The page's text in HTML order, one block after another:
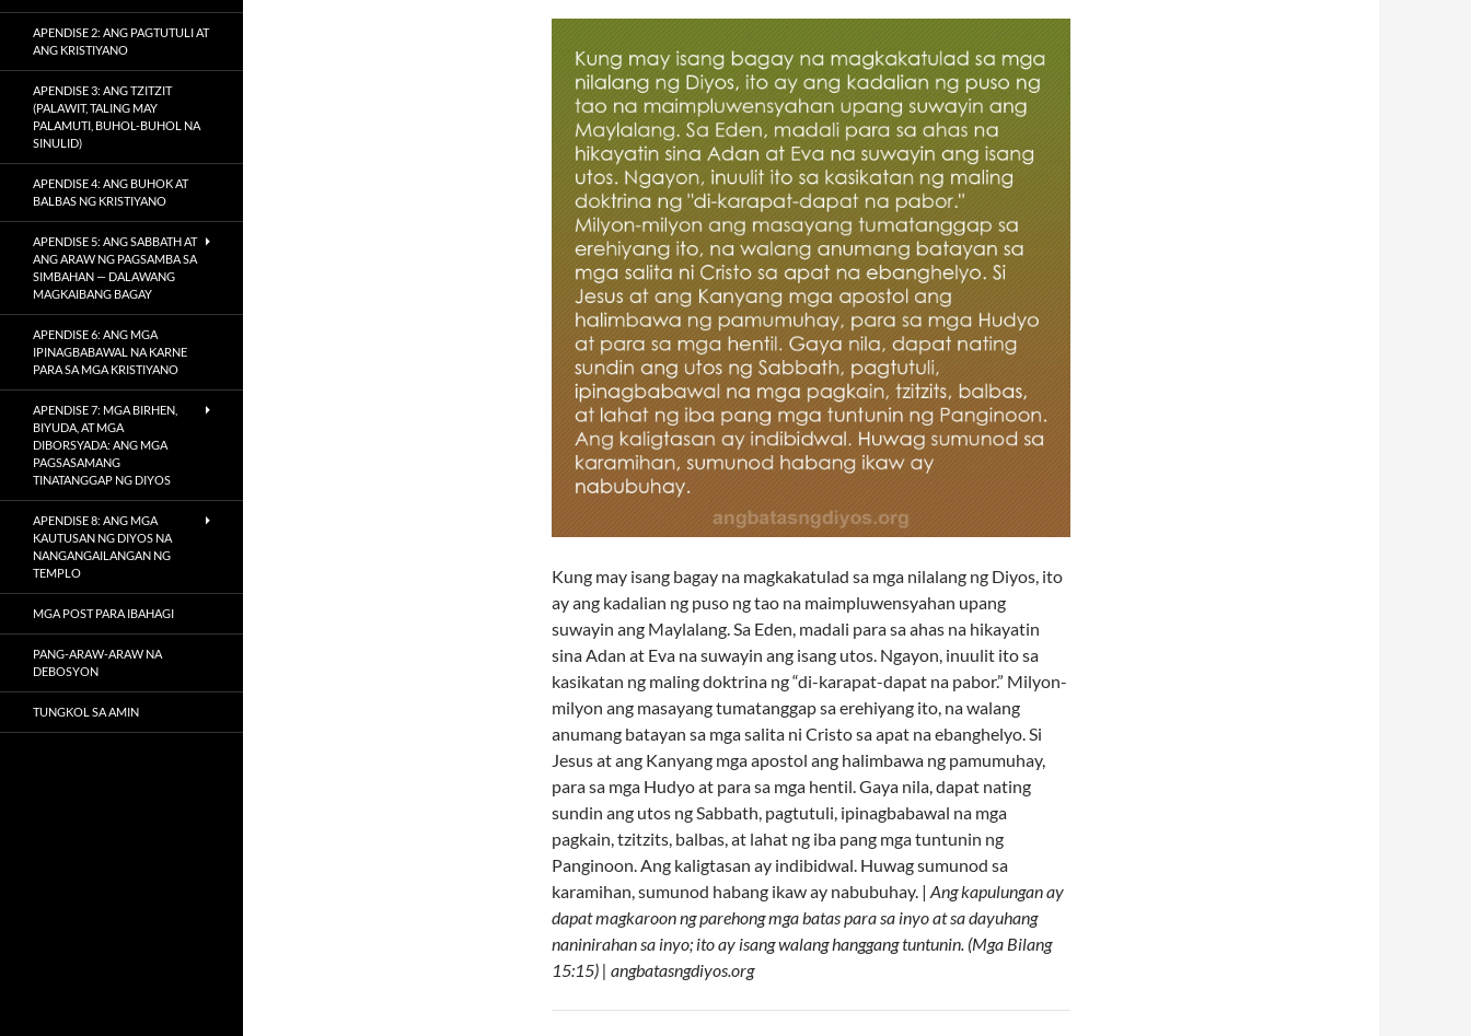
Kung may isang bagay na magkakatulad sa mga nilalang ng Diyos, ito
ay ang kadalian ng puso ng tao na maimpluwensyahan upang
suwayin ang Maylalang. Sa Eden, madali para sa ahas na hikayatin
sina Adan at Eva na suwayin ang isang utos. Ngayon, inuulit ito sa
kasikatan ng maling doktrina ng “di-karapat-dapat na pabor.” Milyon-
milyon ang masayang tumatanggap sa erehiyang ito, na walang
anumang batayan sa mga salita ni Cristo sa apat na ebanghelyo. Si
Jesus at ang Kanyang mga apostol ang halimbawa ng pamumuhay,
para sa mga Hudyo at para sa mga hentil. Gaya nila, dapat nating
sundin ang utos ng Sabbath, pagtutuli, ipinagbabawal na mga
pagkain, tzitzits, balbas, at lahat ng iba pang mga tuntunin ng
Panginoon. Ang kaligtasan ay indibidwal. Huwag sumunod sa
karamihan, sumunod habang ikaw ay nabubuhay. | Ang kapulungan ay
dapat magkaroon ng parehong mga batas para sa inyo at sa dayuhang
naninirahan sa inyo; ito ay isang walang hanggang tuntunin. (Mga Bilang
15:15) | angbatasngdiyos.org
APENDISE 2: ANG PAGTUTULI AT
ANG KRISTIYANO
APENDISE 3: ANG TZITZIT
(PALAWIT, TALING MAY
PALAMUTI, BUHOL-BUHOL NA
SINULID)
APENDISE 4: ANG BUHOK AT
BALBAS NG KRISTIYANO
APENDISE 5: ANG SABBATH AT
ANG ARAW NG PAGSAMBA SA
SIMBAHAN — DALAWANG
MAGKAIBANG BAGAY
APENDISE 6: ANG MGA
IPINAGBABAWAL NA KARNE
PARA SA MGA KRISTIYANO
APENDISE 7: MGA BIRHEN,
BIYUDA, AT MGA
DIBORSYADA: ANG MGA
PAGSASAMANG
TINATANGGAP NG DIYOS
APENDISE 8: ANG MGA
KAUTUSAN NG DIYOS NA
NANGANGAILANGAN NG
TEMPLO
MGA POST PARA IBAHAGI
PANG-ARAW-ARAW NA
DEBOSYON
TUNGKOL SA AMIN